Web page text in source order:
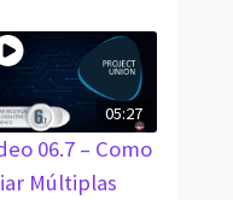
05:27
06.7 – Como
Múltiplas